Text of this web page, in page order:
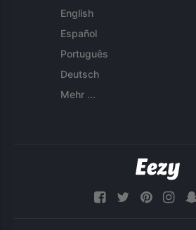
English
Español
Português
Deutsch
Mehr ...